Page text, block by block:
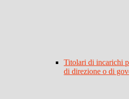
Titolari di incarichi
di direzione o di